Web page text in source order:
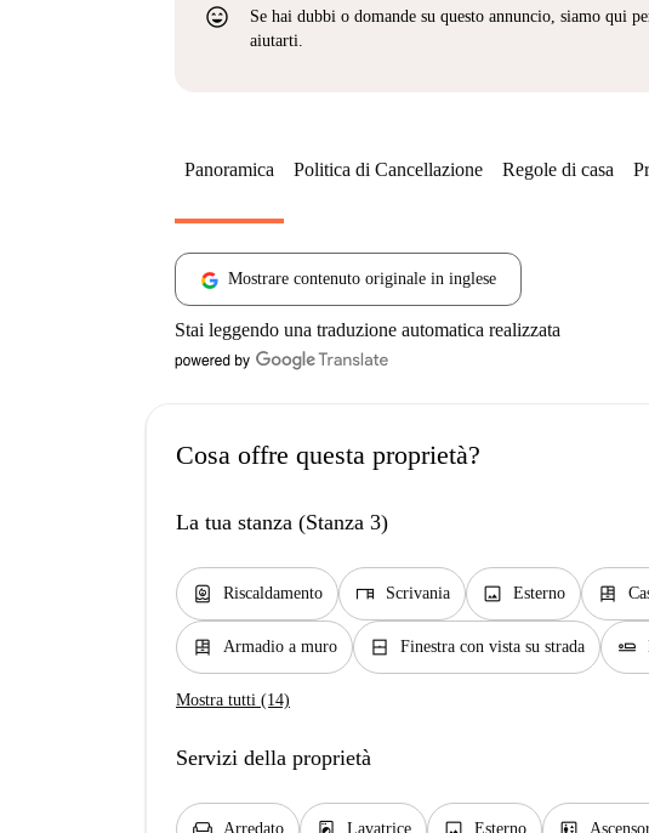
sentiment_very_satisfied
Se hai dubbi o domande su questo annuncio, siamo qui
aiutarti.
Panoramica Politica di Cancellazione Regole di casa
Mostrare contenuto originale in inglese
Stai leggendo una traduzione automatica realizzata
Cosa offre questa proprietà?
La tua stanza (Stanza 3)
water_heater Riscaldamento desk Scrivania image Esterno dresser
dresser Armadio a muro window_closed Finestra con vista su strada airline_seat_flat
Mostra tutti (14)
Servizi della proprietà
Arredato Lavatrice Esterno